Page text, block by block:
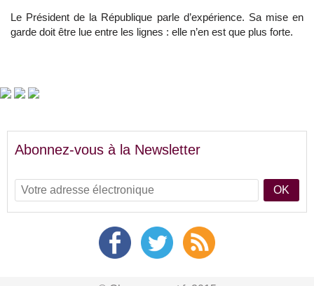
Le Président de la République parle d’expérience. Sa mise en
garde doit être lue entre les lignes : elle n’en est que plus forte.
Abonnez-vous à la Newsletter
OK